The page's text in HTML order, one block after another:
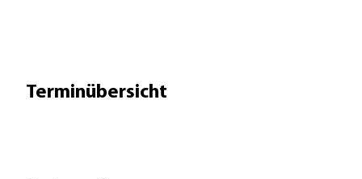
Terminübersicht